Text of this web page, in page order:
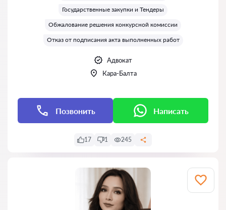
Государственные закупки и Тендеры
Обжалование решения конкурсной комиссии
Отказ от подписания акта выполненных работ
Адвокат
Кара-Балта
Позвонить Написать
17 1 245